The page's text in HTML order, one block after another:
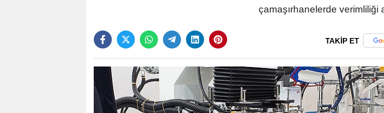
çamaşırhanelerde verimliliği
TAKİP ET